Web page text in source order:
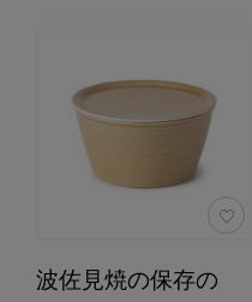
波佐見焼の保存の